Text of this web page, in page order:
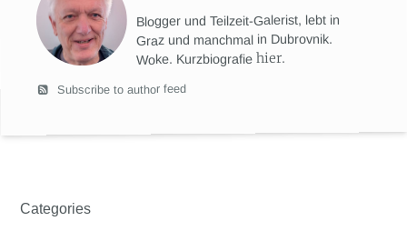
Blogger und Teilzeit-Galerist, lebt in
Graz und manchmal in Dubrovnik.
Woke. Kurzbiografiehier.
Subscribe to author feed
Categories